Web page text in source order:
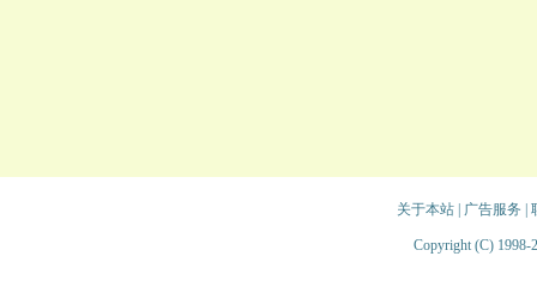
关于本站| 广告服务
Copyright (C) 1998-